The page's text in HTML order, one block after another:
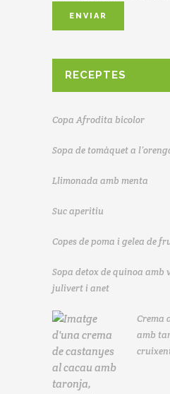
RECEPTES
Copa Afrodita bicolor
Sopa de tomàquet a
Llimonada amb menta
Suc aperitiu
Copes de poma i gelea de
Sopa detox de quinoa amb
julivert i anet
Crema
amb